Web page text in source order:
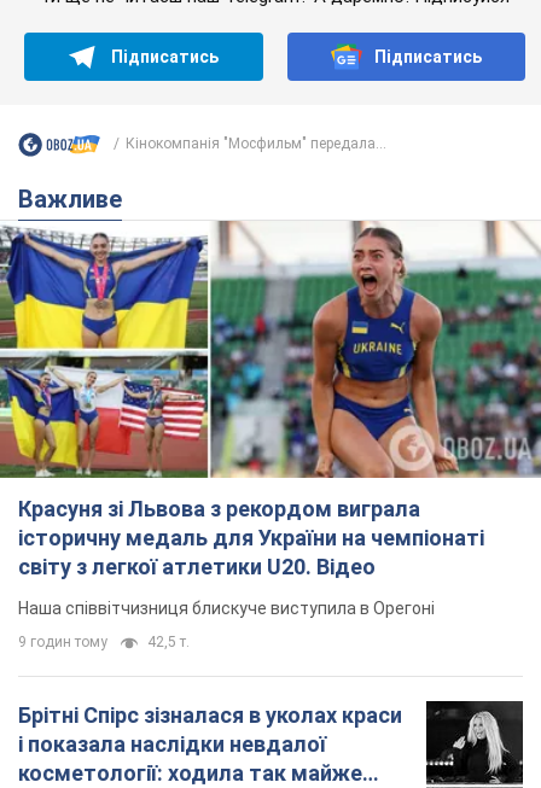
історичну медаль для України на чемпіонаті
світу з легкої атлетики U20. Відео
Наша співвітчизниця блискуче виступила в Орегоні
9 годин тому 42,5 т.
Брітні Спірс зізналася в уколах краси
і показала наслідки невдалої
косметології: ходила так майже
місяць
Помітний наслідок процедури зберігався
близько чотирьох тижнів
5 годин тому 1,6 т.
У Росії заарештували розробників
дрона, який у квітні презентували
6 годин тому 36,3 т.